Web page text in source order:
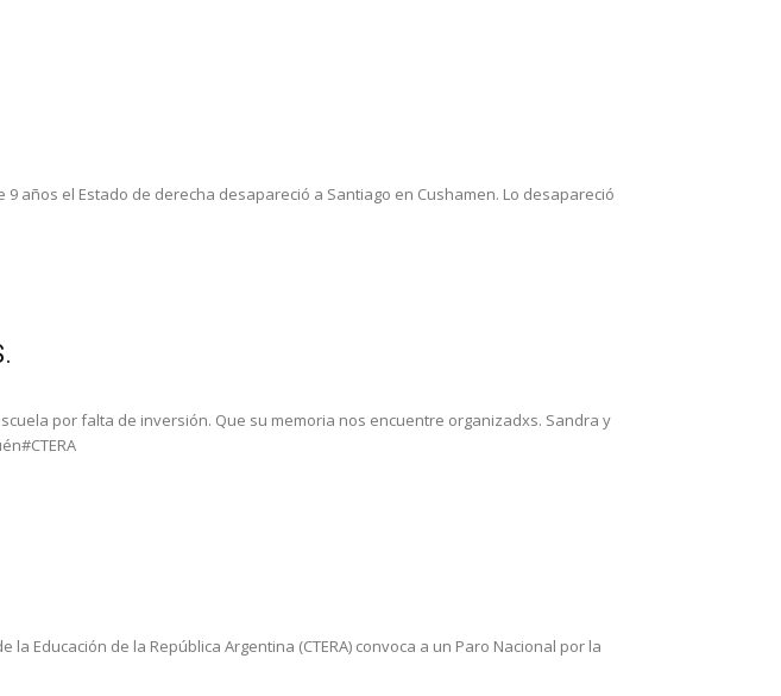
9 años el Estado de derecha desapareció a Santiago en Cushamen. Lo desapareció
por falta de inversión. Que su memoria nos encuentre organizadxs. Sandra y
Educación de la República Argentina (CTERA) convoca a un Paro Nacional por la